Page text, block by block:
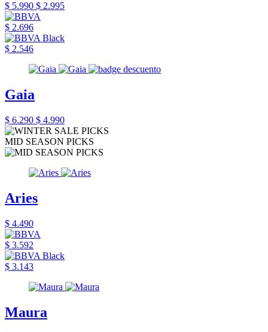
$ 5.990 $ 2.995
$ 2.696
$ 2.546
Gaia
$ 6.290 $ 4.990
MID SEASON PICKS
Aries
$ 4.490
$ 3.592
$ 3.143
Maura